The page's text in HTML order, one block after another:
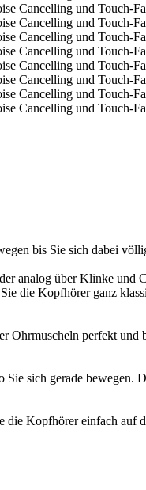
bis Sie sich dabei
analog über Klinke und
die Kopfhörer ganz
perfekt und
sich gerade bewegen.
Kopfhörer einfach auf